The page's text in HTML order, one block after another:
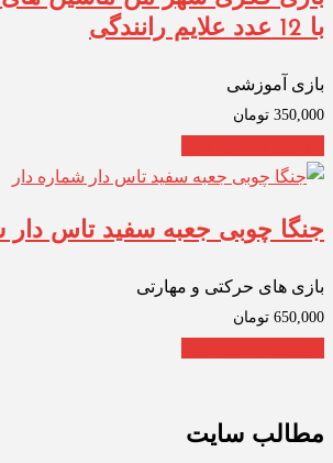
با 12 عدد علایم رانندگی
بازی آموزشی
350,000 تومان
جنگا چوبی جعبه سفید تاس دار
بازی های حرکتی و مهارتی
650,000 تومان
مطالب سایت